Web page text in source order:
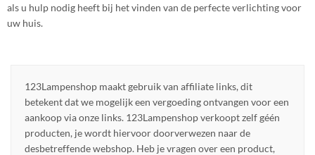
als u hulp nodig heeft bij het vinden van de perfecte verlichting voor
uw huis.
123Lampenshop maakt gebruik van affiliate links, dit
betekent dat we mogelijk een vergoeding ontvangen voor een
aankoop via onze links. 123Lampenshop verkoopt zelf géén
producten, je wordt hiervoor doorverwezen naar de
desbetreffende webshop. Heb je vragen over een product,